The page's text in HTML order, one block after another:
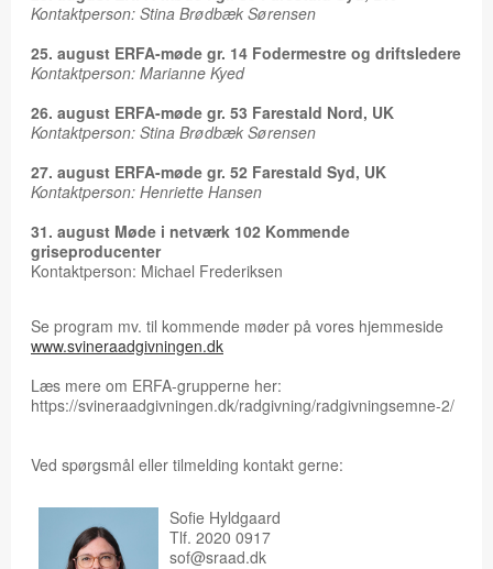
Kontaktperson: Stina Brødbæk Sørensen
25. august ERFA-møde gr. 14 Fodermestre og driftsledere
Kontaktperson: Marianne Kyed
26. august ERFA-møde gr. 53 Farestald Nord, UK
Kontaktperson: Stina Brødbæk Sørensen
27. august ERFA-møde gr. 52 Farestald Syd, UK
Kontaktperson: Henriette Hansen
31. august Møde i netværk 102 Kommende
griseproducenter
Kontaktperson: Michael Frederiksen
Se program mv. til kommende møder på vores hjemmeside
www.svineraadgivningen.dk
Læs mere om ERFA-grupperne her:
https://svineraadgivningen.dk/radgivning/radgivningsemne-2/
Ved spørgsmål eller tilmelding kontakt gerne:
Sofie Hyldgaard
Tlf. 2020 0917
sof@sraad.dk